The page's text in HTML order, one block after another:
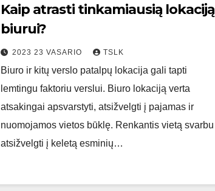
Kaip atrasti tinkamiausią lokaciją
biurui?
2023 23 VASARIO TSLK
Biuro ir kitų verslo patalpų lokacija gali tapti
lemtingu faktoriu verslui. Biuro lokaciją verta
atsakingai apsvarstyti, atsižvelgti į pajamas ir
nuomojamos vietos būklę. Renkantis vietą svarbu
atsižvelgti į keletą esminių…